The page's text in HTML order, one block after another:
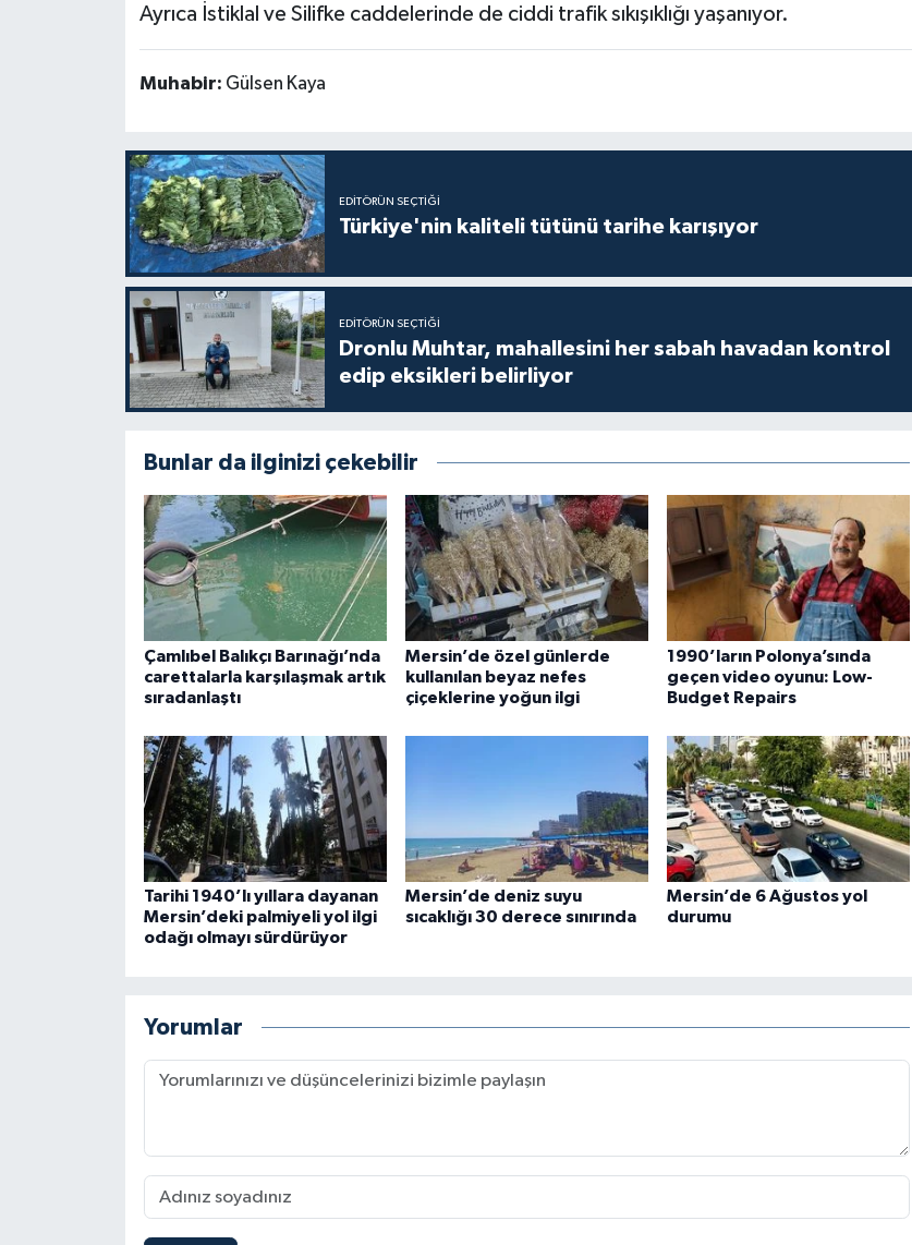
Ayrıca İstiklal ve Silifke caddelerinde de ciddi trafik sıkışıklığı yaşanıyor.
Muhabir: Gülsen Kaya
EDITÖRÜN SEÇTIĞI
Türkiye'nin kaliteli tütünü tarihe karışıyor
EDITÖRÜN SEÇTIĞI
Dronlu Muhtar, mahallesini her sabah havadan kontrol
edip eksikleri belirliyor
Bunlar da ilginizi çekebilir
Çamlıbel Balıkçı Barınağı’nda
carettalarla karşılaşmak artık
sıradanlaştı
Mersin’de özel günlerde
kullanılan beyaz nefes
çiçeklerine yoğun ilgi
1990’ların Polonya’sında
geçen video oyunu: Low-
Budget Repairs
Tarihi 1940’lı yıllara dayanan
Mersin’deki palmiyeli yol ilgi
odağı olmayı sürdürüyor
Mersin’de deniz suyu
sıcaklığı 30 derece sınırında
Mersin’de 6 Ağustos yol
durumu
Yorumlar